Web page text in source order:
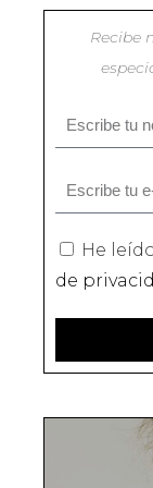
Recibe
He
de